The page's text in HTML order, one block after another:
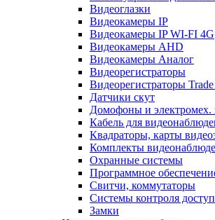
Видеоглазки
Видеокамеры IP
Видеокамеры IP WI-FI 4G
Видеокамеры AHD
Видеокамеры Аналог
Видеорегистраторы
Видеорегистраторы
Датчики скут
Домофоны и электромех.
Кабель для
Квадраторы, карты
Комплекты
Охранные системы
Программное
Свитчи, коммутаторы
Системы контроля
Замки